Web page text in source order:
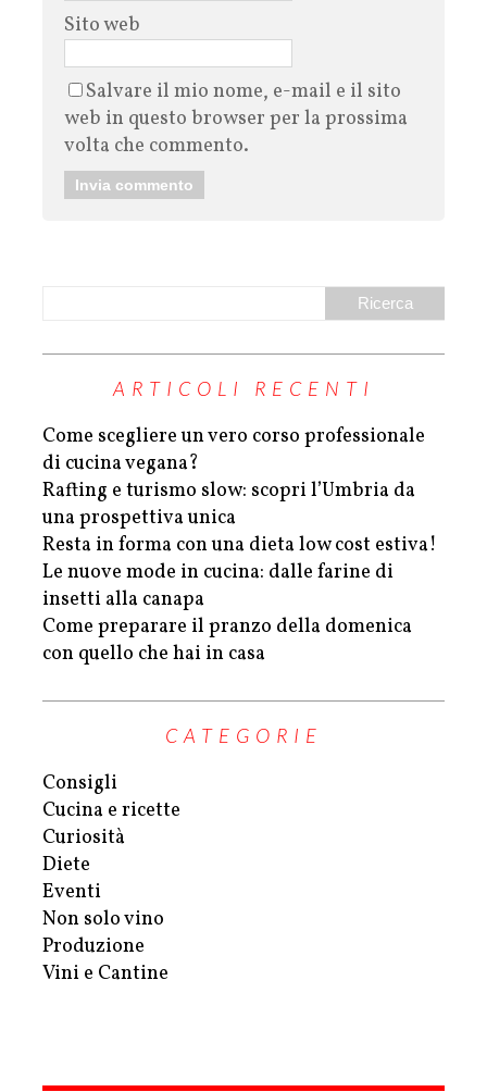
Sito web
Salvare il mio nome, e-mail e il sito
web in questo browser per la prossima
volta che commento.
ARTICOLI RECENTI
Come scegliere un vero corso professionale
di cucina vegana?
Rafting e turismo slow: scopri l’Umbria da
una prospettiva unica
Resta in forma con una dieta low cost estiva!
Le nuove mode in cucina: dalle farine di
insetti alla canapa
Come preparare il pranzo della domenica
con quello che hai in casa
CATEGORIE
Consigli
Cucina e ricette
Curiosità
Diete
Eventi
Non solo vino
Produzione
Vini e Cantine